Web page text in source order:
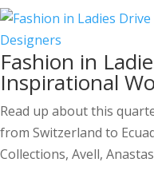
Fashion in
Inspirational
Read up about this
from Switzerland to
Collections, Avell,